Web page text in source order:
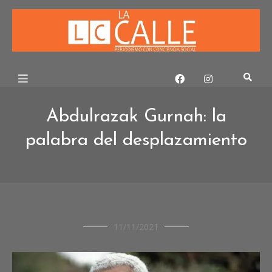
Skip
Abdulrazak Gurnah: la
palabra del desplazamiento
CRÓNICAS
DE
11/11/2021